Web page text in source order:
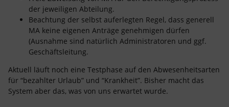
der jeweiligen Abteilung.
Beachtung der selbst auferlegten Regel, dass generell
MA keine eigenen Anträge genehmigen dürfen
(Ausnahme sind natürlich Administratoren und ggf.
Geschäftsleitung.
Aktuell läuft noch eine Testphase auf den Abwesenheitsarten
für “bezahlter Urlaub” und “Krankheit”. Bisher macht das
System aber das, was von uns erwartet wurde.